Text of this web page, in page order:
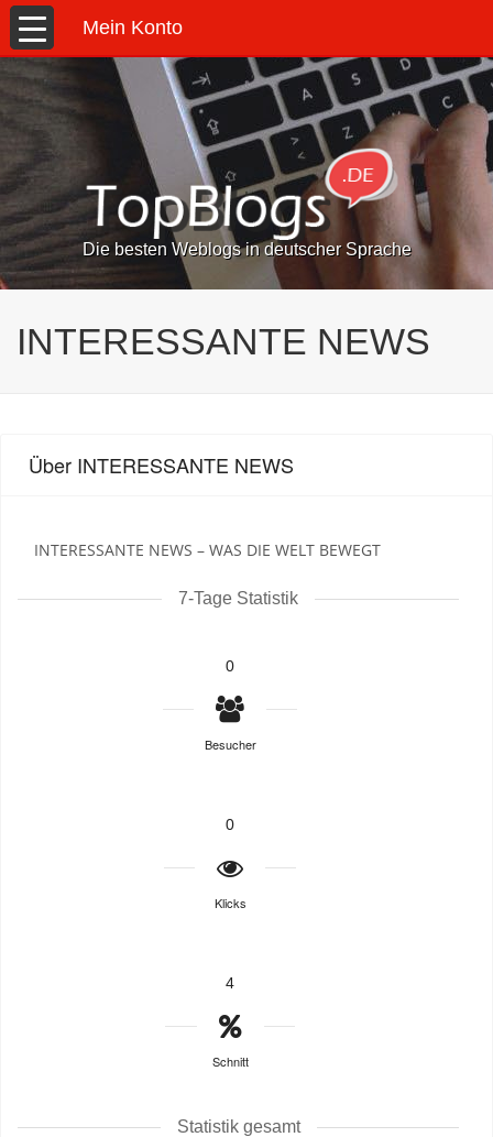
Mein Konto
Die besten Weblogs in deutscher Sprache
INTERESSANTE NEWS
Über INTERESSANTE NEWS
INTERESSANTE NEWS – WAS DIE WELT BEWEGT
7-Tage Statistik
0
Besucher
0
Klicks
4
Schnitt
Statistik gesamt